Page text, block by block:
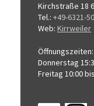
Kirchstraße 18
Tel.: +49-6321-
Web: Kirrweiler
Öffnungszeiten:
Donnerstag
Freitag 10:00